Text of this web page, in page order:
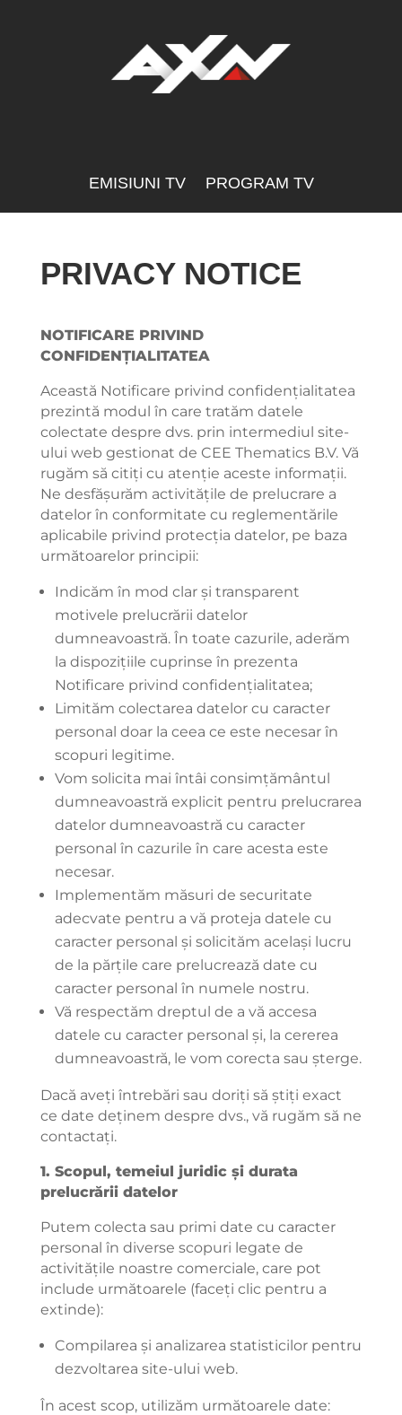
EMISIUNI TV PROGRAM TV
PRIVACY NOTICE
NOTIFICARE PRIVIND
CONFIDENȚIALITATEA
Această Notificare privind confidențialitatea
prezintă modul în care tratăm datele
colectate despre dvs. prin intermediul site-
ului web gestionat de CEE Thematics B.V. Vă
rugăm să citiți cu atenție aceste informații.
Ne desfășurăm activitățile de prelucrare a
datelor în conformitate cu reglementările
aplicabile privind protecția datelor, pe baza
următoarelor principii:
Indicăm în mod clar și transparent
motivele prelucrării datelor
dumneavoastră. În toate cazurile, aderăm
la dispozițiile cuprinse în prezenta
Notificare privind confidențialitatea;
Limităm colectarea datelor cu caracter
personal doar la ceea ce este necesar în
scopuri legitime.
Vom solicita mai întâi consimțământul
dumneavoastră explicit pentru prelucrarea
datelor dumneavoastră cu caracter
personal în cazurile în care acesta este
necesar.
Implementăm măsuri de securitate
adecvate pentru a vă proteja datele cu
caracter personal și solicităm același lucru
de la părțile care prelucrează date cu
caracter personal în numele nostru.
Vă respectăm dreptul de a vă accesa
datele cu caracter personal și, la cererea
dumneavoastră, le vom corecta sau șterge.
Dacă aveți întrebări sau doriți să știți exact
ce date deținem despre dvs., vă rugăm să ne
contactați.
1. Scopul, temeiul juridic și durata
prelucrării datelor
Putem colecta sau primi date cu caracter
personal în diverse scopuri legate de
activitățile noastre comerciale, care pot
include următoarele (faceți clic pentru a
extinde):
Compilarea și analizarea statisticilor pentru
dezvoltarea site-ului web.
În acest scop, utilizăm următoarele date: